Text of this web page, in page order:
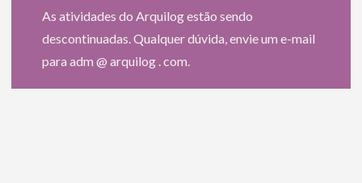
As atividades do Arquilog estão sendo
descontinuadas. Qualquer dúvida, envie um e-mail
para adm @ arquilog . com.